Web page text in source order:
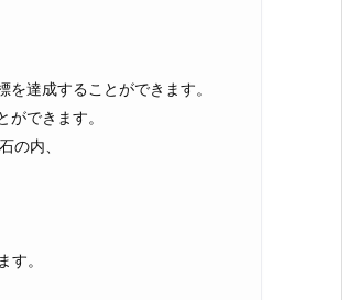
達成することができます。
できます。
の内、
。